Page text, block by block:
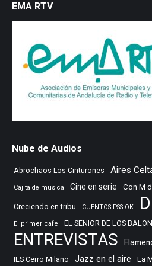
EMA RTV
Nube de Audios
Abrochaos Los Cinturones Aires
Cajita de musica Cine en serie Con M
Creciendo en tribu CUENTOS PSS OK
El primer cafe EL SENIOR DE LOS
ENTREVISTAS
IES Cerro Milano Jazz en el aire La